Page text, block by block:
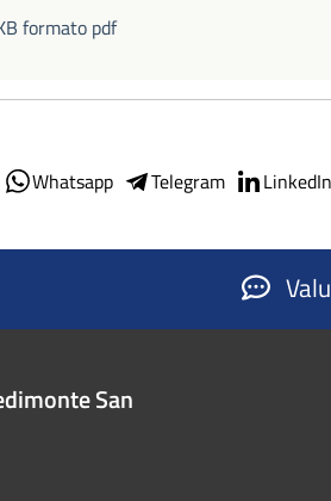
formato pdf
Whatsapp Telegram LinkedIn
San